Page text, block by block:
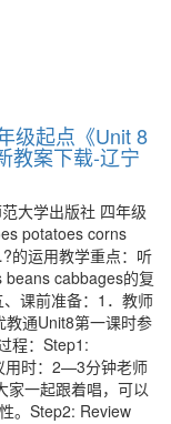
级起点《Unit 8
教案下载-辽宁
大学出版社 四年级
potatoes corns
的运用教学重点：听
cabbages的复
课前准备：1．教师
通Unit8第一课时参
程：Step1:
用时：2—3分钟老师
家一起跟着唱，可以
。Step2: Review